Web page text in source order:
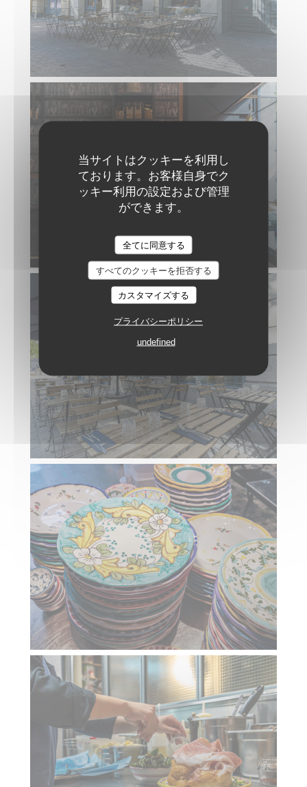
当サイトはクッキーを利用し
ております。お客様自身でク
ッキー利用の設定および管理
ができます。
全てに同意する
すべてのクッキーを拒否する
カスタマイズする
プライバシーポリシー
undefined